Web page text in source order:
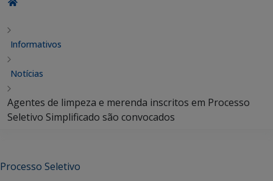
Informativos
Notícias
Agentes de limpeza e merenda inscritos em Processo
Seletivo Simplificado são convocados
Processo Seletivo